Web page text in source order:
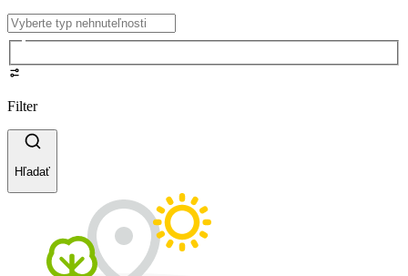
Filter
Hľadať